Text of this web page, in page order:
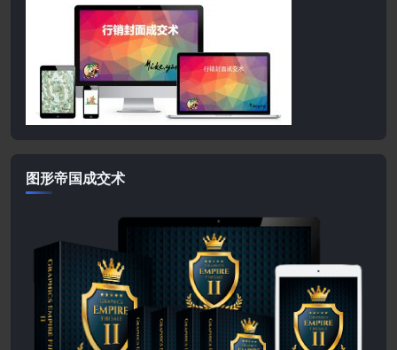
图形帝国成交术